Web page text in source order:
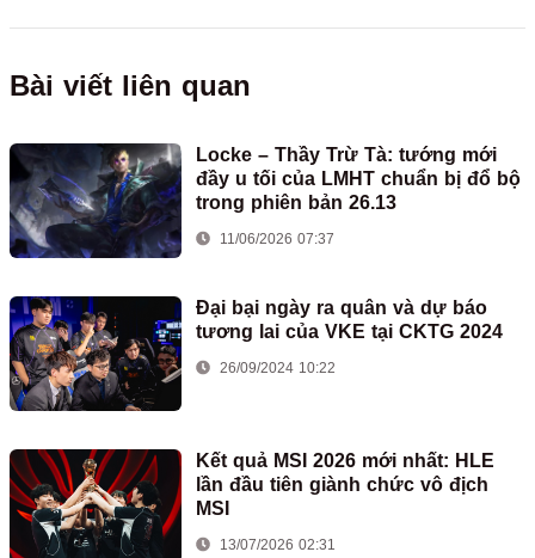
Bài viết liên quan
Locke – Thầy Trừ Tà: tướng mới
đầy u tối của LMHT chuẩn bị đổ bộ
trong phiên bản 26.13
11/06/2026 07:37
Đại bại ngày ra quân và dự báo
tương lai của VKE tại CKTG 2024
26/09/2024 10:22
Kết quả MSI 2026 mới nhất: HLE
lần đầu tiên giành chức vô địch
MSI
13/07/2026 02:31